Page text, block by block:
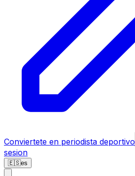
Conviertete en periodista deportivo
sesion
🇪🇸es